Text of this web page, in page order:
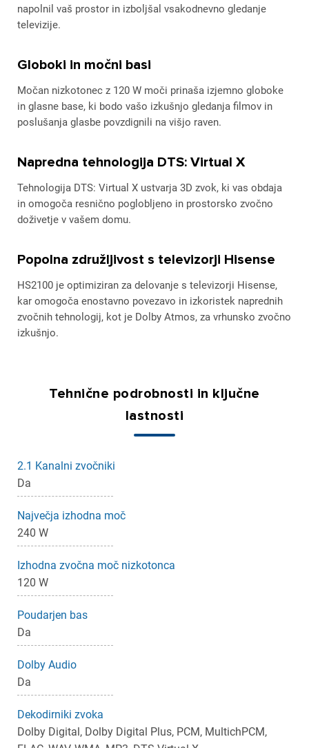
napolnil vaš prostor in izboljšal vsakodnevno gledanje
televizije.
Globoki in močni basi
Močan nizkotonec z 120 W moči prinaša izjemno globoke
in glasne base, ki bodo vašo izkušnjo gledanja filmov in
poslušanja glasbe povzdignili na višjo raven.
Napredna tehnologija DTS: Virtual X
Tehnologija DTS: Virtual X ustvarja 3D zvok, ki vas obdaja
in omogoča resnično poglobljeno in prostorsko zvočno
doživetje v vašem domu.
Popolna združljivost s televizorji Hisense
HS2100 je optimiziran za delovanje s televizorji Hisense,
kar omogoča enostavno povezavo in izkoristek naprednih
zvočnih tehnologij, kot je Dolby Atmos, za vrhunsko zvočno
izkušnjo.
Tehnične podrobnosti in ključne
lastnosti
2.1 Kanalni zvočniki
Da
Največja izhodna moč
240 W
Izhodna zvočna moč nizkotonca
120 W
Poudarjen bas
Da
Dolby Audio
Da
Dekodirniki zvoka
Dolby Digital, Dolby Digital Plus, PCM, MultichPCM,